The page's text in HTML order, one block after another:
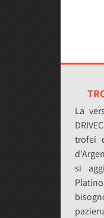
La
trofei
si